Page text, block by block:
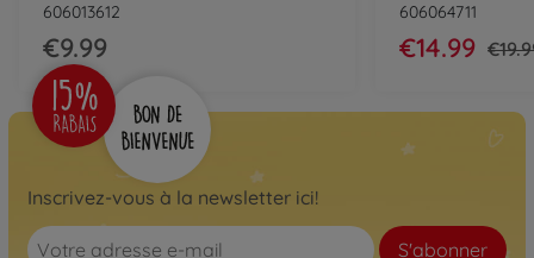
606013612
€9.99
606064711
€14.99
Inscrivez-vous à la newsletter ici!
S'abonner